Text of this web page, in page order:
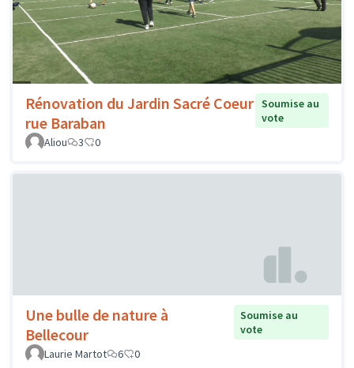
Rénovation du Jardin Sacré Coeur
rue Baraban
Soumise au
vote
Aliou
3 0
Une bulle de nature à
Bellecour
Soumise au
vote
Laurie Martot
6 0